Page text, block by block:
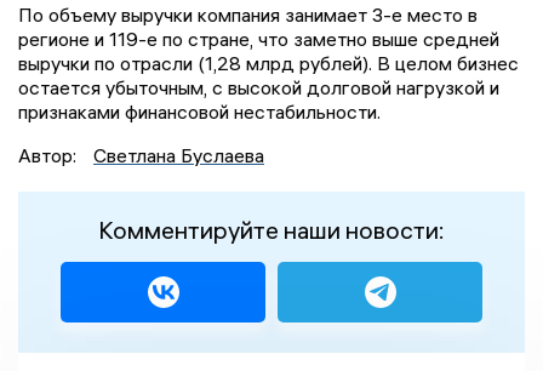
По объему выручки компания занимает 3-е место в
регионе и 119-е по стране, что заметно выше средней
выручки по отрасли (1,28 млрд рублей). В целом бизнес
остается убыточным, с высокой долговой нагрузкой и
признаками финансовой нестабильности.
Автор:
Светлана Буслаева
Комментируйте наши новости: